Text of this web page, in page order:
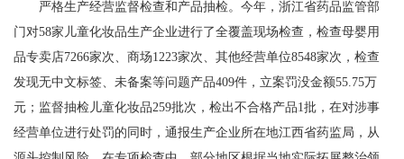
严格生产经营监督检查和产品抽检。今年，浙江省药品监管部
门对58家儿童化妆品生产企业进行了全覆盖现场检查，检查母婴用
品专卖店7266家次、商场1223家次、其他经营单位8548家次，检查
发现无中文标签、未备案等问题产品409件，立案罚没金额55.75万
元；监督抽检儿童化妆品259批次，检出不合格产品1批，在对涉事
经营单位进行处罚的同时，通报生产企业所在地江西省药监局，从